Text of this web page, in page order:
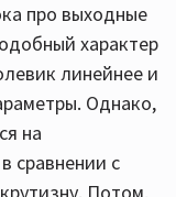
про выходные
характер
линейнее и
Однако,
на
сравнении с